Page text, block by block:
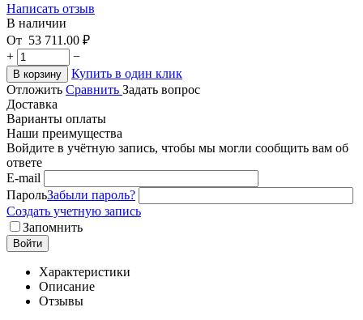
Написать отзыв
В наличии
От 53 711.00 ₽
+
−
В корзину
Купить в один клик
Отложить Сравнить Задать вопрос
Доставка
Варианты оплаты
Наши преимущества
Войдите в учётную запись, чтобы мы могли сообщить вам об
ответе
E-mail
ПарольЗабыли пароль?
Создать учетную запись
Запомнить
Войти
Характеристики
Описание
Отзывы